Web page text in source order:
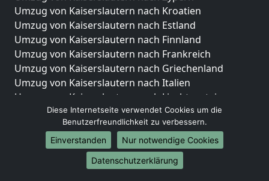
Umzug von Kaiserslautern nach Kroatien
Umzug von Kaiserslautern nach Estland
Umzug von Kaiserslautern nach Finnland
Umzug von Kaiserslautern nach Frankreich
Umzug von Kaiserslautern nach Griechenland
Umzug von Kaiserslautern nach Italien
Umzug von Kaiserslautern nach Liechtenstein
Umzug von Kaiserslautern nach Luxemburg
Umzug von Kaiserslautern nach Niederlande
Umzug von Kaiserslautern nach Norwegen
Umzüge-Deutschlandweit
Diese Internetseite verwendet Cookies um die
Benutzerfreundlichkeit zu verbessern.
Einverstanden
Nur notwendige Cookies
Datenschutzerklärung